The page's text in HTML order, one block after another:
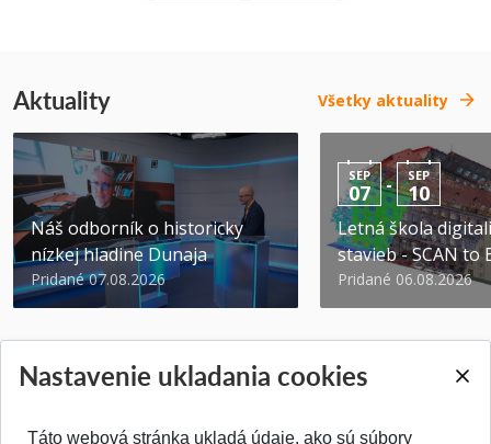
Aktuality Všetky aktuality
Náš odborník o historicky
nízkej hladine Dunaja
Pridané 07.08.2026
SEP
07 - SEP
10
Letná škola
stavieb - SCAN to
Pridané 06.08.2026
Nastavenie ukladania cookies
Táto webová stránka ukladá údaje, ako sú súbory